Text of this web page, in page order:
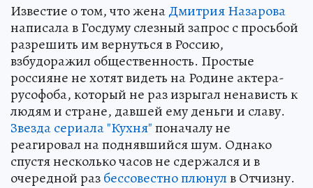
Известие о том, что женаДмитрия Назарова
написала в Госдуму слезный запрос с просьбой
разрешить им вернуться в Россию,
взбудоражил общественность. Простые
россияне не хотят видеть на Родине актера-
русофоба, который не раз изрыгал ненависть к
людям и стране, давшей ему деньги и славу.
Звезда сериала "Кухня"поначалу не
реагировал на поднявшийся шум. Однако
спустя несколько часов не сдержался и в
очередной разбессовестно плюнулв Отчизну.